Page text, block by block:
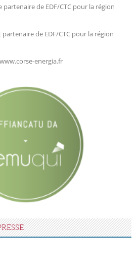
partenaire de EDF/CTC pour la région
partenaire de EDF/CTC pour la région
energia.fr